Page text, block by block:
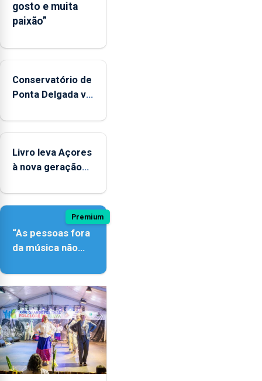
gosto e muita
paixão”
Conservatório de
Ponta Delgada vai
novos
Livro leva Açores
à nova geração
Premium
“As pessoas fora
da música não
quão difícil é
produzir uma
música”